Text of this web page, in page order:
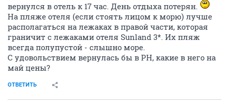
вернулся в отель к 17 час. День отдыха потерян.
На пляже отеля (если стоять лицом к морю) лучше
располагаться на лежаках в правой части, которая
граничит с лежаками отеля Sunland 3*. Их пляж
всегда полупустой - слышно море.
C удовольствием вернулась бы в PH, какие в него на
май цены?
ОТВЕТИТЬ